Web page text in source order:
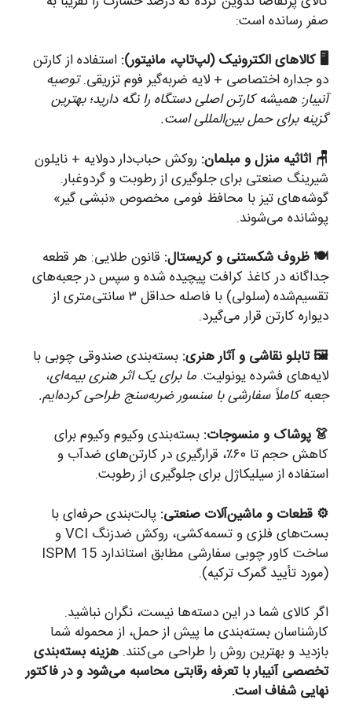
صفر رسانده است:
🖥️ کالاهای الکترونیک (لپ‌تاپ، مانیتور): استفاده از کارتن
دو جداره اختصاصی + لایه ضربه‌گیر فوم تزریقی.توصیه
آنیبار: همیشه کارتن اصلی دستگاه را نگه دارید؛ بهترین
گزینه برای حمل بین‌المللی است.
🪑 اثاثیه منزل و مبلمان: روکش حباب‌دار دولایه + نایلون
شیرینگ صنعتی برای جلوگیری از رطوبت و گردوغبار.
گوشه‌های تیز با محافظ فومی مخصوص «نبشی گیر»
پوشانده می‌شوند.
🍽️ ظروف شکستنی و کریستال: قانون طلایی: هر قطعه
جداگانه در کاغذ کرافت پیچیده شده و سپس در جعبه‌های
تقسیم‌شده (سلولی) با فاصله حداقل ۳ سانتی‌متری از
دیواره کارتن قرار می‌گیرد.
🖼️ تابلو نقاشی و آثار هنری: بسته‌بندی صندوقی چوبی با
لایه‌های فشرده یونولیت. ما برای یک اثر هنری بیمه‌ای،
جعبه کاملاً سفارشی با سنسور ضربه‌سنج طراحی کرده‌ایم.
👗 پوشاک و منسوجات: بسته‌بندی وکیوم وکیوم برای
کاهش حجم تا ۶۰٪، قرارگیری در کارتن‌های ضدآب و
استفاده از سیلیکاژل برای جلوگیری از رطوبت.
⚙️ قطعات و ماشین‌آلات صنعتی: پالت‌بندی حرفه‌ای با
بست‌های فلزی و تسمه‌کشی، روکش ضدزنگ VCI و
ساخت کاور چوبی سفارشی مطابق استاندارد ISPM 15
(مورد تأیید گمرک ترکیه).
اگر کالای شما در این دسته‌ها نیست، نگران نباشید.
کارشناسان بسته‌بندی ما پیش از حمل، از محموله شما
بازدید و بهترین روش را طراحی می‌کنند. هزینه بسته‌بندی
تخصصی آنیبار با تعرفه رقابتی محاسبه می‌شود و در فاکتور
نهایی شفاف است.